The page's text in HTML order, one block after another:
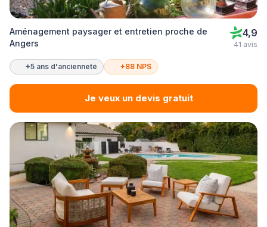
Aménagement paysager et entretien proche de
Angers
4,9
41 avis
+5 ans d'ancienneté +88 NPS
Je veux un devis gratuit